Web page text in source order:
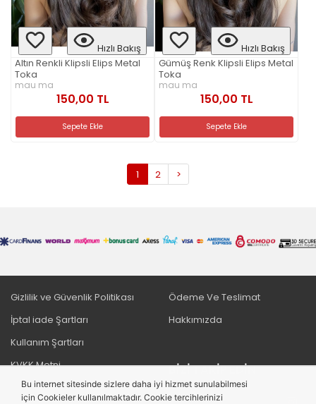
Hızlı Bakış
Altın Renkli Klipsli Elips Metal
Toka
mau ma
150,00 TL
Sepete Ekle
Hızlı Bakış
Gümüş Renk Klipsli Elips Metal
Toka
mau ma
150,00 TL
Sepete Ekle
1 2 >
Gizlilik ve Güvenlik Politikası
İptal iade Şartları
Kullanım Şartları
KVKK Metni
Mesafeli Satış Sözleşmesi
Ödeme Ve Teslimat
Hakkımızda
BIZI TAKIP EDIN
Bu internet sitesinde sizlere daha iyi hizmet sunulabilmesi
için Cookieler kullanılmaktadır. Cookie tercihlerinizi